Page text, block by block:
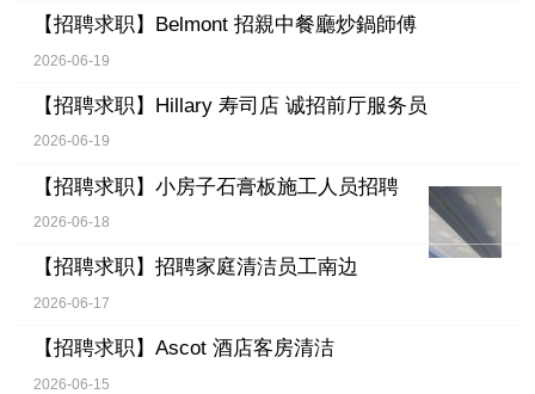
【招聘求职】 Belmont 招親中餐廳炒鍋師傅
2026-06-19
【招聘求职】 Hillary 寿司店 诚招前厅服务员
2026-06-19
【招聘求职】 小房子石膏板施工人员招聘
2026-06-18
【招聘求职】 招聘家庭清洁员工南边
2026-06-17
【招聘求职】 Ascot 酒店客房清洁
2026-06-15